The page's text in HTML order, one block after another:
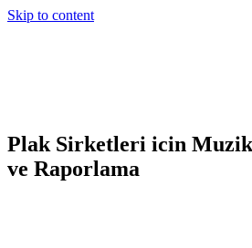
Skip to content
Plak Sirketleri icin
ve Raporlama